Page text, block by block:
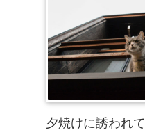
夕焼けに誘われて